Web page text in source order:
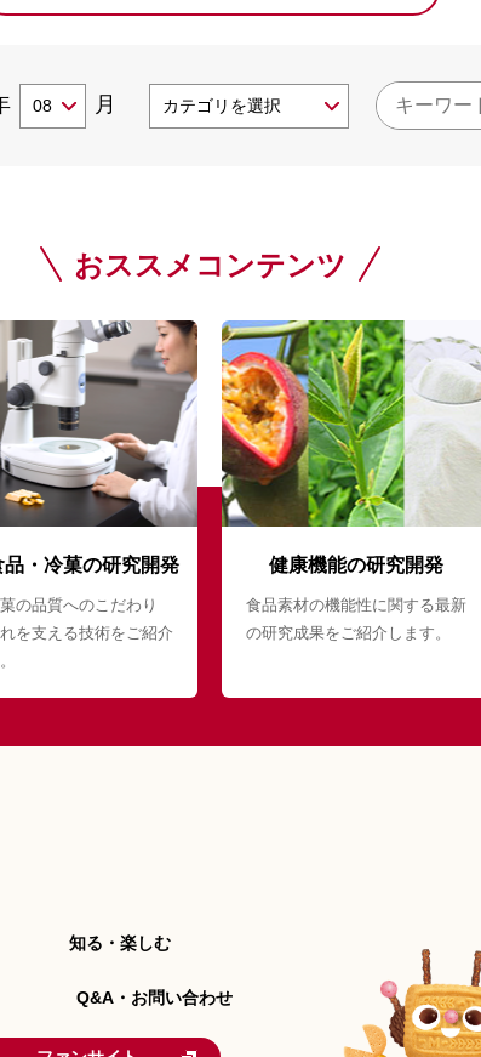
月
おススメコンテンツ
品・冷菓の研究開発
の品質へのこだわり
を支える技術をご紹介
健康機能の研究開発
食品素材の機能性に関する最新
の研究成果をご紹介します。
知る・楽しむ
Q&A・お問い合わせ